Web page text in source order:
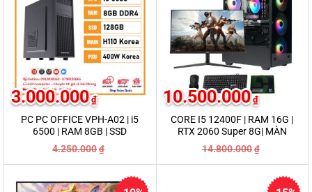
PC PC OFFICE VPH-A02 | i5
6500 | RAM 8GB | SSD
128GB
4.250.000 ₫
là:
4.250.000₫.
3.000.000 ₫
tại
3.000.000₫.
CORE I5 12400F | RAM 16G |
RTX 2060 Super 8G| MÀN
25IN
14.800.000 ₫
là:
10.500.000 ₫
tại